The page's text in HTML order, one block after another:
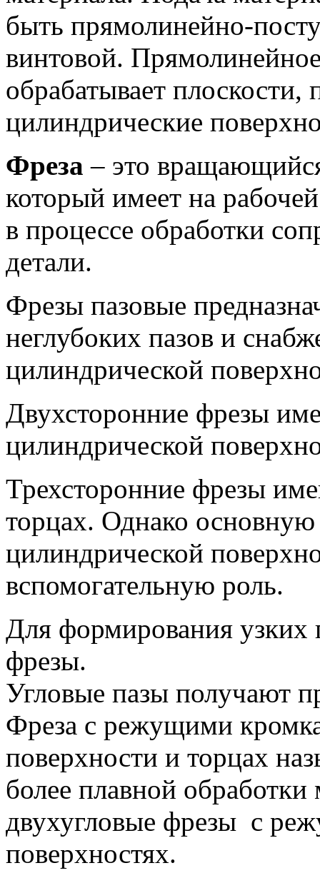
быть прямолинейно-
винтовой.
обрабатывает
цилиндрические
Фреза – это
который имеет на
в процессе обработки
детали.
Фрезы пазовые
неглубоких пазов и
цилиндрической
Двухсторонние фрезы
цилиндрической
Трехсторонние фрезы
торцах. Однако
цилиндрической
вспомогательную роль.
Для формирования узких
фрезы.
Угловые пазы получают
Фреза с режущими
поверхности и торцах
более плавной
двухугловые фрезы с
поверхностях.